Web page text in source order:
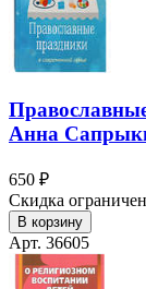
Анна
650 ₽
Скидка
В корзину
Арт. 36605